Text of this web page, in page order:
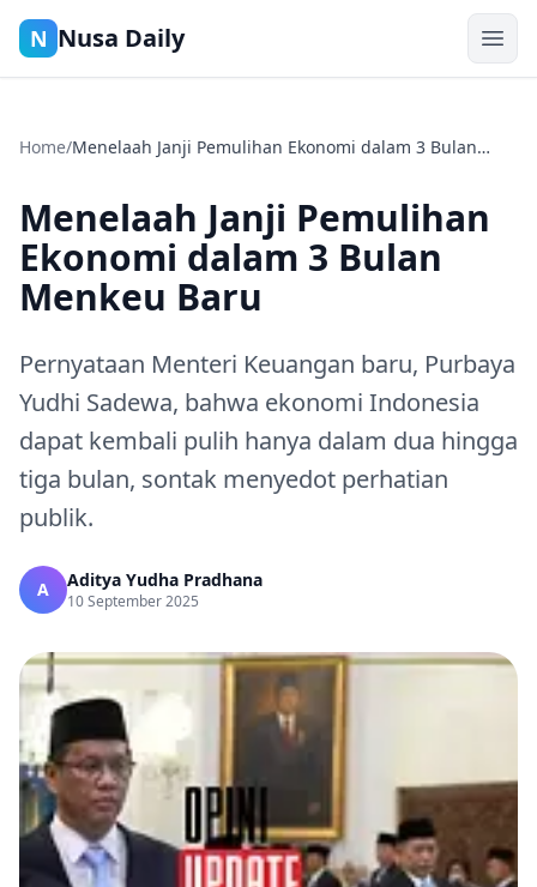
N Nusa Daily
Home/Menelaah Janji Pemulihan Ekonomi dalam 3 Bulan
Menelaah Janji Pemulihan
Ekonomi dalam 3 Bulan
Menkeu Baru
Pernyataan Menteri Keuangan baru, Purbaya
Yudhi Sadewa, bahwa ekonomi Indonesia
dapat kembali pulih hanya dalam dua hingga
tiga bulan, sontak menyedot perhatian
publik.
A Aditya Yudha Pradhana
10 September 2025